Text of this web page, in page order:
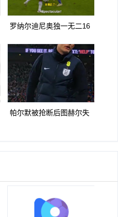
罗纳尔迪尼奥独一无二16
时刻
帕尔默被抢断后图赫尔失
破门